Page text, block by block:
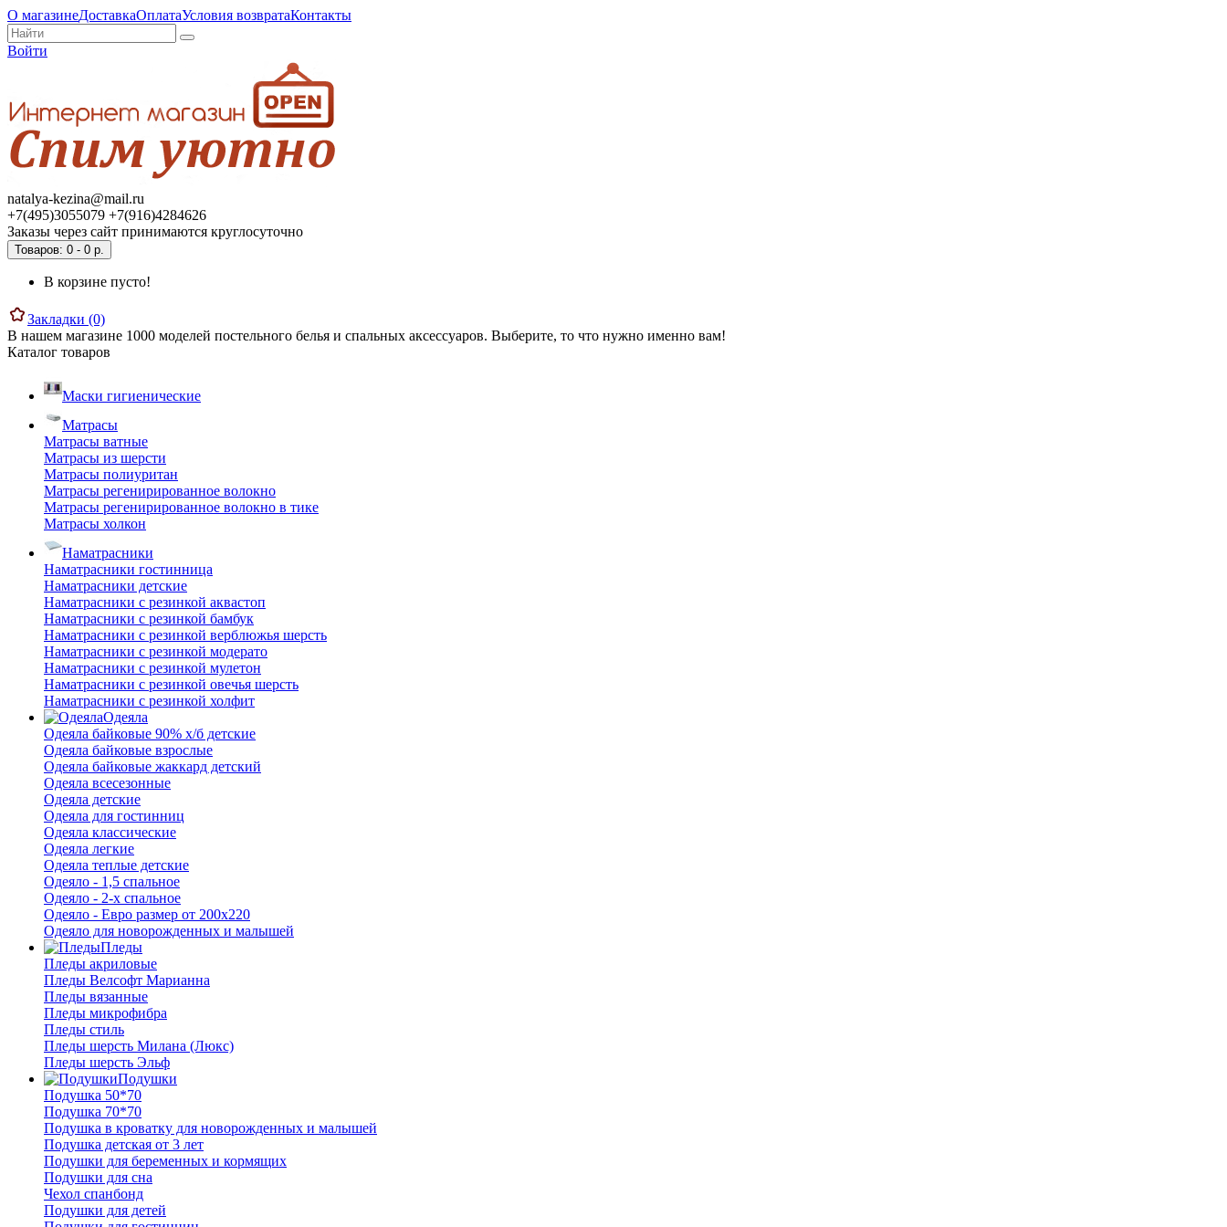
О магазинеДоставкаОплатаУсловия возвратаКонтакты
Войти
natalya-kezina@mail.ru
+7(495)3055079 +7(916)4284626
Заказы через сайт принимаются круглосуточно
Товаров: 0 - 0 р.
В корзине пусто!
Закладки (0)
В нашем магазине 1000 моделей постельного белья и спальных аксессуаров. Выберите, то что нужно именно вам!
Каталог товаров
Маски гигиенические
Матрасы
Матрасы ватные
Матрасы из шерсти
Матрасы полиуритан
Матрасы регенирированное волокно
Матрасы регенирированное волокно в тике
Матрасы холкон
Наматрасники
Наматрасники гостинница
Наматрасники детские
Наматрасники с резинкой аквастоп
Наматрасники с резинкой бамбук
Наматрасники с резинкой верблюжья шерсть
Наматрасники с резинкой модерато
Наматрасники с резинкой мулетон
Наматрасники с резинкой овечья шерсть
Наматрасники с резинкой холфит
Одеяла
Одеяла байковые 90% х/б детские
Одеяла байковые взрослые
Одеяла байковые жаккард детский
Одеяла всесезонные
Одеяла детские
Одеяла для гостинниц
Одеяла классические
Одеяла легкие
Одеяла теплые детские
Одеяло - 1,5 спальное
Одеяло - 2-х спальное
Одеяло - Евро размер от 200х220
Одеяло для новорожденных и малышей
Пледы
Пледы акриловые
Пледы Велсофт Марианна
Пледы вязанные
Пледы микрофибра
Пледы стиль
Пледы шерсть Милана (Люкс)
Пледы шерсть Эльф
Подушки
Подушка 50*70
Подушка 70*70
Подушка в кроватку для новорожденных и малышей
Подушка детская от 3 лет
Подушки для беременных и кормящих
Подушки для сна
Чехол спанбонд
Подушки для детей